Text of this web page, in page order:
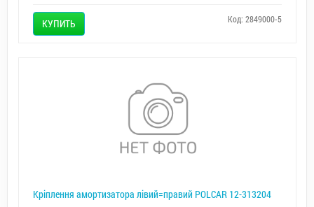
КУПИТЬ Код: 2849000-5
Кріплення амортизатора лівий=правий POLCAR 12-313204